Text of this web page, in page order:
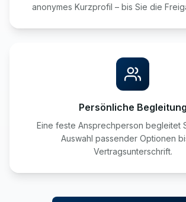
anonymes Kurzprofil – bis Sie die
Persönliche Begleitung
Eine feste Ansprechperson begleitet
Auswahl passender Optionen
Vertragsunterschrift.